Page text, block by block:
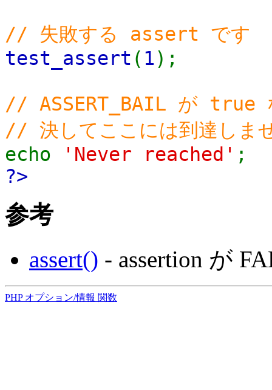
// 失敗する assert です
test_assert ( 1);
// ASSERT_BAIL が true
// 決してここには到達しま
echo
'Never reached' ;
?>
参考
assert() - assertion が
PHP オプション/情報 関数